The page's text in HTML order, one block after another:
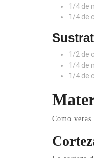
1/4 de
1/4 de
1/2 de
1/4 de
1/4 de
Como veras